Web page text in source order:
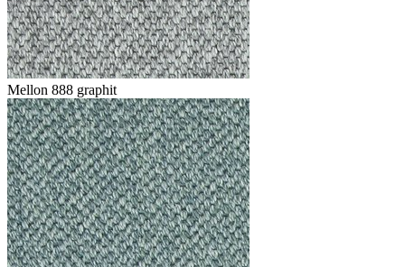
Mellon 888 graphit